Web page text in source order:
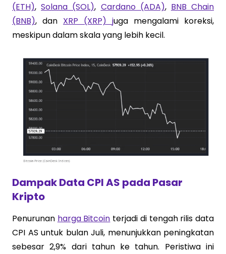
(ETH),Solana (SOL), Cardano (ADA), BNB Chain
(BNB), dan XRP (XRP) juga mengalami koreksi,
meskipun dalam skala yang lebih kecil.
Dampak Data CPI AS pada Pasar
Kripto
Penurunan harga Bitcoin terjadi di tengah rilis data
CPI AS untuk bulan Juli, menunjukkan peningkatan
sebesar 2,9% dari tahun ke tahun. Peristiwa ini